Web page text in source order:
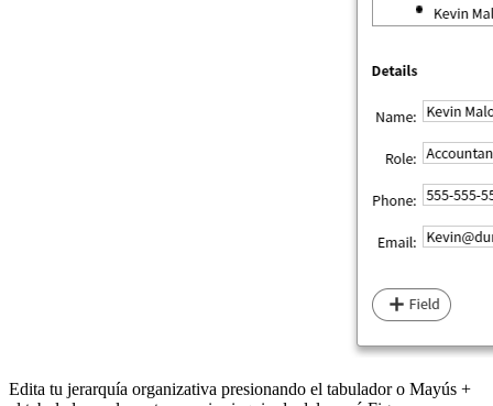
Edita tu jerarquía organizativa presionando el tabulador o Mayús +